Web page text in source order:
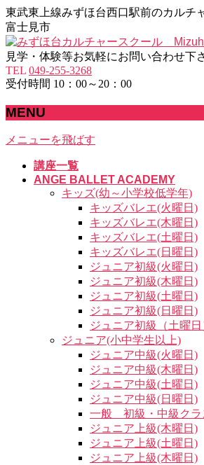
東武東上線みずほ台西口駅前のカル
富士見市
見学・体験等お気軽にお問い合わせ下
TEL 049-255-3268
受付時間 10：00～20：00
MENU
メニューを飛ばす
講座一覧
ANGE BALLET ACADEMY
キッズ(幼～小学校低学年)
キッズバレエ(火曜日)
キッズバレエ(木曜日)
キッズバレエ(土曜日)
キッズバレエ(日曜日)
ジュニア初級(火曜日)
ジュニア初級(木曜日)
ジュニア初級(土曜日)
ジュニア初級(日曜日)
ジュニア初級（土曜日
ジュニア(小中学生以上)
ジュニア中級(火曜日)
ジュニア中級(木曜日)
ジュニア中級(土曜日)
ジュニア中級(日曜日)
一般 初級・中級クラ
ジュニア上級(木曜日)
ジュニア上級(土曜日)
ジュニア上級(木曜日)